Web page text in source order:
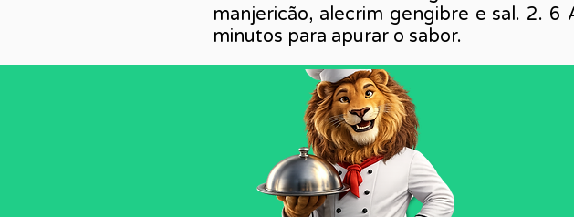
manjericão, alecrim gengibre e sal. 2.
minutos para apurar o sabor.